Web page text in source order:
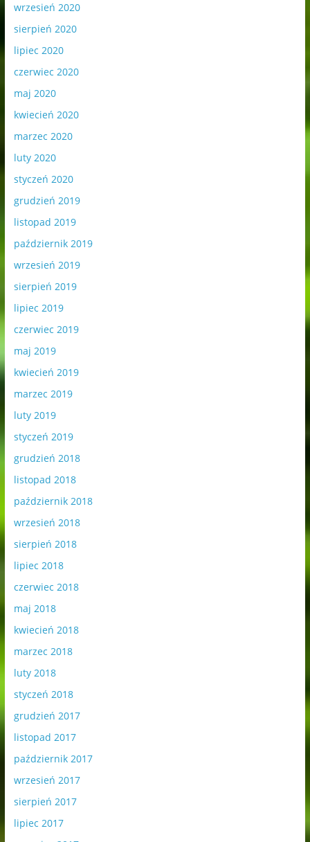
wrzesień 2020
sierpień 2020
lipiec 2020
czerwiec 2020
maj 2020
kwiecień 2020
marzec 2020
luty 2020
styczeń 2020
grudzień 2019
listopad 2019
październik 2019
wrzesień 2019
sierpień 2019
lipiec 2019
czerwiec 2019
maj 2019
kwiecień 2019
marzec 2019
luty 2019
styczeń 2019
grudzień 2018
listopad 2018
październik 2018
wrzesień 2018
sierpień 2018
lipiec 2018
czerwiec 2018
maj 2018
kwiecień 2018
marzec 2018
luty 2018
styczeń 2018
grudzień 2017
listopad 2017
październik 2017
wrzesień 2017
sierpień 2017
lipiec 2017